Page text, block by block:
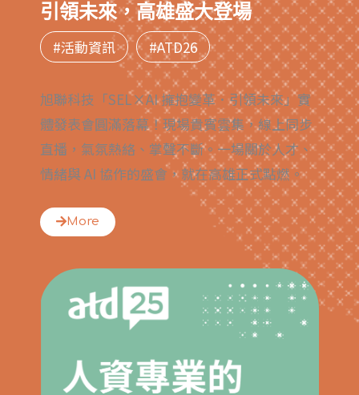
引領未來，高雄盛大登場
#活動資訊 #ATD26
旭聯科技「SEL×AI 擁抱變革．引領未來」實
體發表會圓滿落幕！現場貴賓雲集，線上同步
直播，氣氛熱絡、掌聲不斷。一場關於人才、
情緒與 AI 協作的盛會，就在高雄正式點燃。
More